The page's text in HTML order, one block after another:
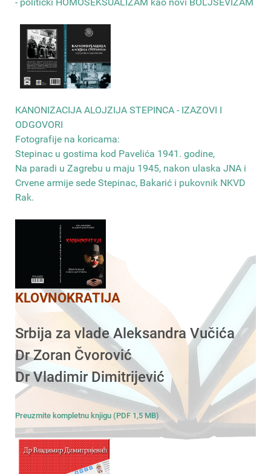
КANONIZACIJA ALOJZIJA STEPINCA - IZAZOVI I
ODGOVORI
Fotografije na koricama:
Stepinac u gostima kod Pavelića 1941. godine,
Na paradi u Zagrebu u maju 1945, nakon ulaska JNA i
Crvene armije sede Stepinac, Bakarić i pukovnik NKVD
Rak.
KLOVNOKRATIJA
Srbija za vlade Aleksandra Vučića
Dr Zoran Čvorović
Dr Vladimir Dimitrijević
Preuzmite kompletnu knjigu (PDF 1,5 MB)